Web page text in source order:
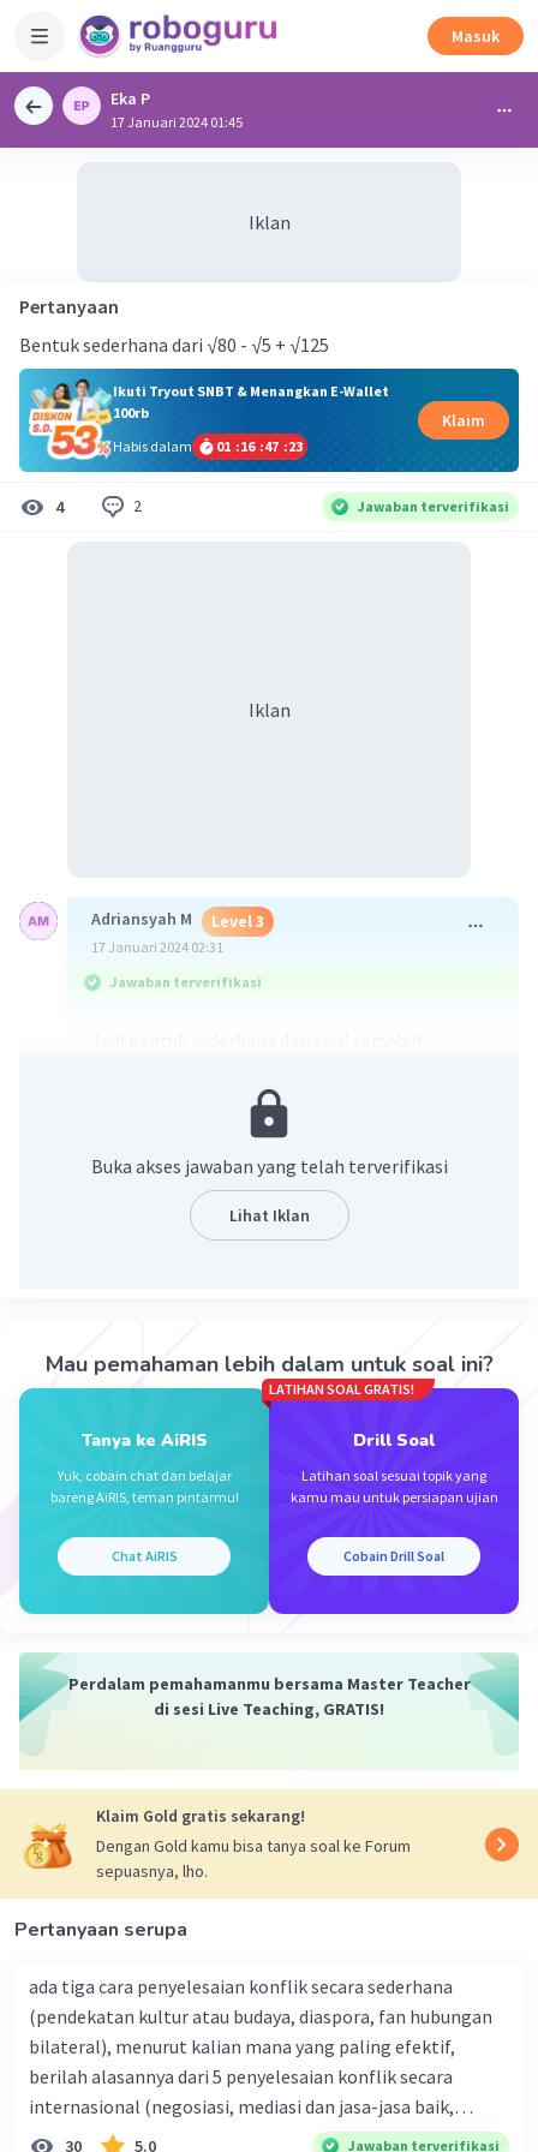
Masuk
Eka P
17 Januari 2024 01:45
Iklan
Pertanyaan
Bentuk sederhana dari √80 - √5 + √125
Ikuti Tryout SNBT & Menangkan E-Wallet
100rb
Habis dalam
01 :16 :47 :23
Klaim
4 2 Jawaban terverifikasi
Iklan
Adriansyah M Level 3
17 Januari 2024 02:31
Jawaban terverifikasi
=√16×√5 – √5 + √25×√5
=8√5
Jadi bentuk sederhananya adalah 8√5
5.0(2) Balas
17 Januari 2024 04:11
jawabannya adalah 8√5.
Beri Rating·0.0(0) Balas
Buka akses jawaban yang telah terverifikasi
Lihat Iklan
Mau pemahaman lebih dalam untuk soal ini?
Tanya ke AiRIS
Yuk, cobain chat dan belajar
bareng AiRIS, teman pintarmu!
Chat AiRIS
LATIHAN SOAL GRATIS!
Drill Soal
Latihan soal sesuai topik yang
kamu mau untuk persiapan ujian
Cobain Drill Soal
Perdalam pemahamanmu bersama Master Teacher
di sesi Live Teaching, GRATIS!
Klaim Gold gratis sekarang!
Dengan Gold kamu bisa tanya soal ke Forum
sepuasnya, lho.
Pertanyaan serupa
ada tiga cara penyelesaian konflik secara sederhana
(pendekatan kultur atau budaya, diaspora, fan hubungan
bilateral), menurut kalian mana yang paling efektif,
berilah alasannya dari 5 penyelesaian konflik secara
internasional (negosiasi, mediasi dan jasa-jasa baik,
konsiliasi, penyelidikan, dan penyelesaian di bawah
30 5.0 Jawaban terverifikasi